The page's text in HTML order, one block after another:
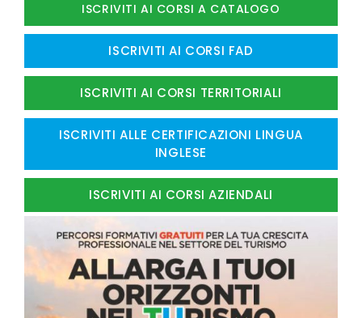
ISCRIVITI AI CORSI A CATALOGO
ISCRIVITI AI CORSI FAD
ISCRIVITI AI CORSI TERRITORIALI
ISCRIVITI ALLE CERTIFICAZIONI LINGUA
INGLESE
ISCRIVITI AI CORSI AZIENDALI